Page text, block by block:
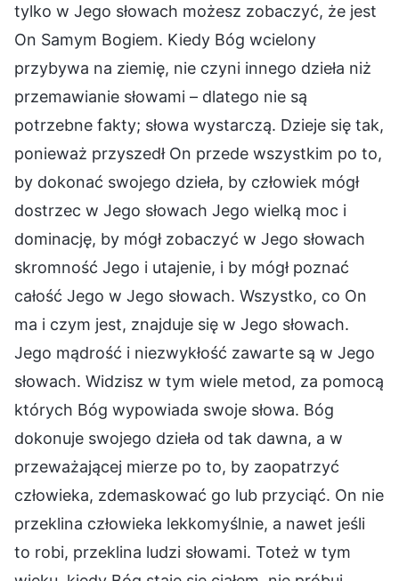
tylko w Jego słowach możesz zobaczyć, że jest
On Samym Bogiem. Kiedy Bóg wcielony
przybywa na ziemię, nie czyni innego dzieła niż
przemawianie słowami – dlatego nie są
potrzebne fakty; słowa wystarczą. Dzieje się tak,
ponieważ przyszedł On przede wszystkim po to,
by dokonać swojego dzieła, by człowiek mógł
dostrzec w Jego słowach Jego wielką moc i
dominację, by mógł zobaczyć w Jego słowach
skromność Jego i utajenie, i by mógł poznać
całość Jego w Jego słowach. Wszystko, co On
ma i czym jest, znajduje się w Jego słowach.
Jego mądrość i niezwykłość zawarte są w Jego
słowach. Widzisz w tym wiele metod, za pomocą
których Bóg wypowiada swoje słowa. Bóg
dokonuje swojego dzieła od tak dawna, a w
przeważającej mierze po to, by zaopatrzyć
człowieka, zdemaskować go lub przyciąć. On nie
przeklina człowieka lekkomyślnie, a nawet jeśli
to robi, przeklina ludzi słowami. Toteż w tym